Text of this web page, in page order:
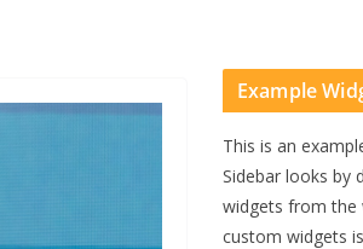
Example
This is an
Sidebar looks by
widgets from the
custom widgets